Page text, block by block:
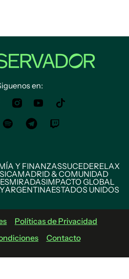
en:
Y FINANZASSUCEDERELAX
MADRID & COMUNIDAD
MIRADASIMPACTO GLOBAL
ARGENTINAESTADOS UNIDOS
Políticas de Privacidad
Contacto